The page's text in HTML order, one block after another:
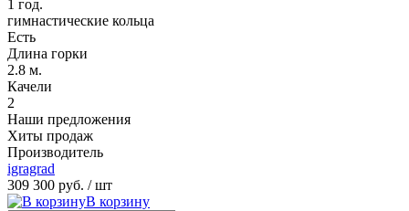
1 год.
гимнастические кольца
Есть
Длина горки
2.8 м.
Качели
2
Наши предложения
Хиты продаж
Производитель
igragrad
309 300 руб. / шт
В корзину